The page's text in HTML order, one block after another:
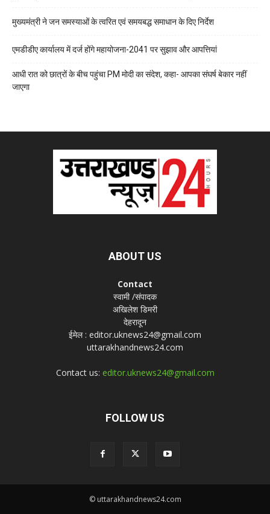
मुख्यमंत्री ने जन समस्याओं के त्वरित एवं समयबद्ध समाधान के दिए निर्देश
एमडीडीए कार्यालय में दर्ज होंगे महायोजना-2041 पर सुझाव और आपत्तियां
आधी रात को छात्रों के बीच पहुंचा PM मोदी का संदेश, कहा- आपका संघर्ष बेकार नहीं
जाएगा
ABOUT US
Contact
स्वामी /संपादक
अखिलेश डिमरी
देहरादून
ईमेल : editor.uknews24@gmail.com
uttarakhandnews24.com
Contact us: editor.uknews24@gmail.com
FOLLOW US
© uttarakhandnews24.com